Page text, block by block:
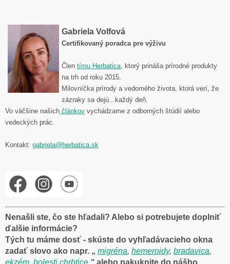
Gabriela Volfová
Certifikovaný poradca pre výživu
Člen tímu Herbatica , ktorý prináša prírodné produkty
na trh od roku 2015.
Milovníčka prírody a vedomého života, ktorá verí, že
zázraky sa dejú...každý deň.
Vo väčšine našich článkov vychádzame z odborných štúdií alebo
vedeckých prác.
Kontakt: gabriela@herbatica.sk
Nenašli ste, čo ste hľadali? Alebo si potrebujete doplniť
ďalšie informácie?
Tých tu máme dosť - skúste do vyhľadávacieho okna
zadať slovo ako napr. „ migréna, hemeroidy, bradavica,
ekzém, bolesti chrbtice “ alebo nakuknite do nášho